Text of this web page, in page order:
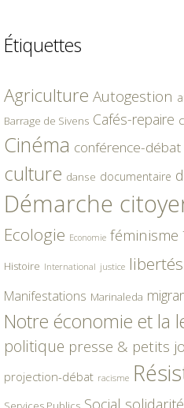
Étiquettes
Agriculture Autogestion
Barrage de Sivens Cafés-repaire
Cinéma conférence-débat
culture danse documentaire
Démarche
Ecologie Economie féminisme
Histoire International justice libertés
Manifestations Marinaleda
Notre économie et la
politique presse & petits
projection-débat racisme
Social